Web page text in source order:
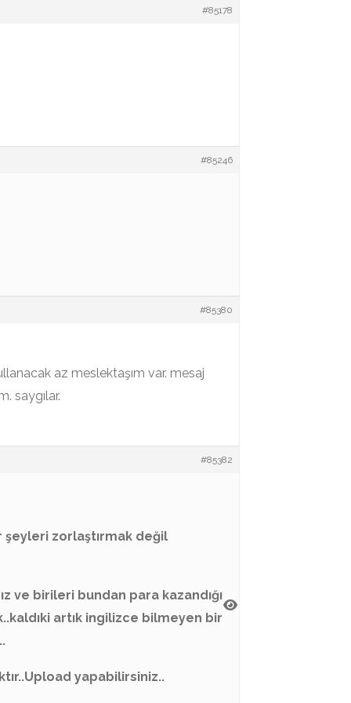
#85178
#85246
#85380
az meslektaşım var. mesaj
saygılar.
#85382
şeyleri zorlaştırmak değil
ve birileri bundan para kazandığı
artık ingilizce bilmeyen bir
yapabilirsiniz..